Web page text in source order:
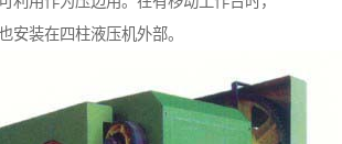
安装在四柱液压机外部。